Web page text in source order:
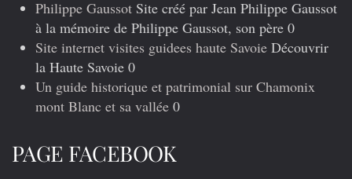
Philippe Gaussot Site créé par Jean Philippe Gaussot
à la mémoire de Philippe Gaussot, son père 0
Site internet visites guidees haute Savoie Découvrir
la Haute Savoie 0
Un guide historique et patrimonial sur Chamonix
mont Blanc et sa vallée 0
PAGE FACEBOOK